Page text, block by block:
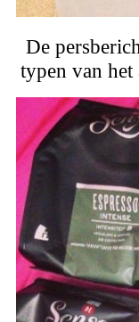
De
typen van